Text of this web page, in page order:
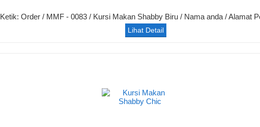
Ketik: Order / MMF - 0083 / Kursi Makan Shabby Biru / Nama anda / Alamat
Lihat Detail